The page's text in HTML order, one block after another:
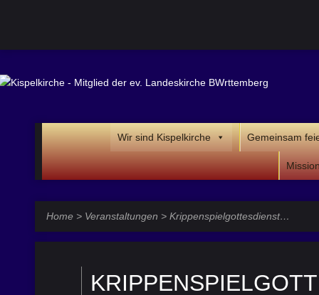
Wir sind Kispelkirche Gemeinsam
Home > Veranstaltungen > Krippenspielgottesdienst…